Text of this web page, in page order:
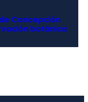
Concepción
botánica